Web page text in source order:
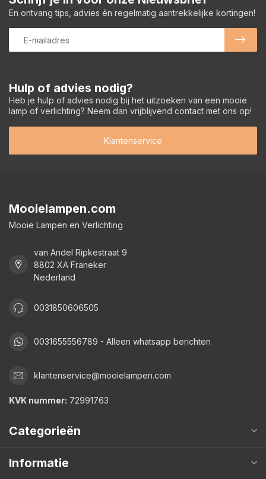
Hulp of advies nodig?
Heb je hulp of advies nodig bij het uitzoeken van een mooie
lamp of verlichting? Neem dan vrijblijvend contact met ons op!
Klantenservice
En ontvang tips, advies én regelmatig aantrekkelijke kortingen!
Mooielampen.com
Mooie Lampen en Verlichting
van Andel Ripkestraat 9
8802 XA Franeker
Nederland
0031850606505
0031655556789 - Alleen whatsapp berichten
klantenservice@mooielampen.com
KVK nummer: 72991763
Categorieën
Informatie